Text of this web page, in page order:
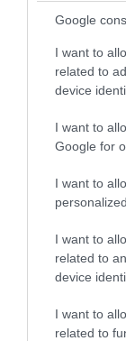
Google
I want to
related to
device
I want to
Google for
I want to
I want to
related to
device
I want to
related to
08.08.2026 | 14:02
«Φώτισε»
Ουκρανός